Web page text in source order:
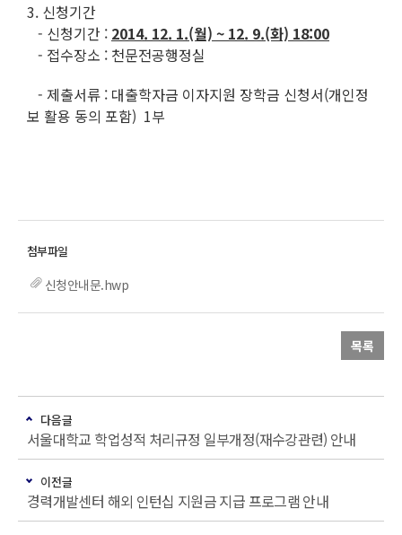
3. 신청기간
- 신청기간 : 2014. 12. 1.(월) ~ 12. 9.(화) 18:00
- 접수장소 : 천문전공행정실
- 제출서류 : 대출학자금 이자지원 장학금 신청서(개인정
보 활용 동의 포함) 1부
신청안내문.hwp
목록
다음글
서울대학교 학업성적 처리규정 일부개정(재수강관련) 안내
이전글
경력개발센터 해외 인턴십 지원금 지급 프로그램 안내